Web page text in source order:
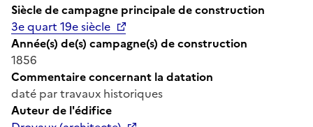
Siècle de campagne principale de construction
3e quart 19e siècle
Année(s) de(s) campagne(s) de construction
1856
Commentaire concernant la datation
daté par travaux historiques
Auteur de l'édifice